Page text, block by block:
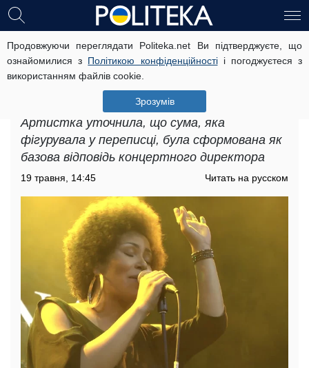
Продовжуючи переглядати Politeka.net Ви підтверджуєте, що
ознайомилися з Політикою конфіденційностіі погоджуєтеся з
використанням файлів cookie.
Зрозумів
Українська співачка запросила
гонорар 20 тисяч євро за участь у
концерті де збирали кошти для ЗСУ:
подробиці скандалу
Артистка уточнила, що сума, яка
фігурувала у переписці, була сформована як
базова відповідь концертного директора
19 травня, 14:45 Читать на русском